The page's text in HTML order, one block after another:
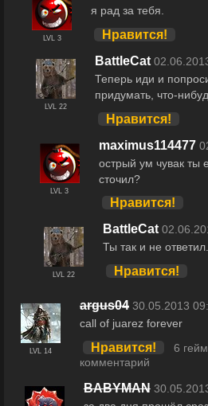
LVL 3
я рад за тебя.
Нравится!
LVL 22
BattleCat
Теперь иди и
придумать, что-
Нравится!
LVL 3
maximus114477
острый ум чувак ты
сточил?
Нравится!
LVL 22
BattleCat
Ты так и не ответил.
Нравится!
LVL 14
argus04 30.05.2013
call of juarez forever
Нравится!
6
комментарий
BABYMAN